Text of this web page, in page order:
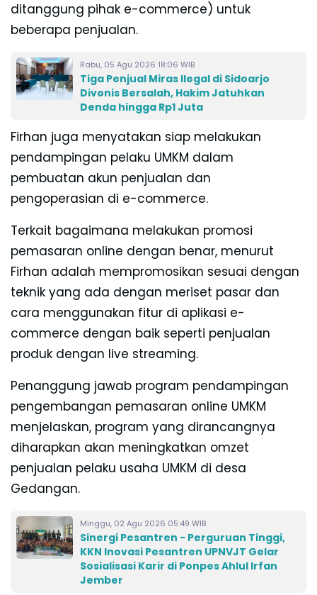
ditanggung pihak e-commerce) untuk
beberapa penjualan.
Rabu, 05 Agu 2026 18:06 WIB
Tiga Penjual Miras Ilegal di Sidoarjo
Divonis Bersalah, Hakim Jatuhkan
Denda hingga Rp1 Juta
Firhan juga menyatakan siap melakukan
pendampingan pelaku UMKM dalam
pembuatan akun penjualan dan
pengoperasian di e-commerce.
Terkait bagaimana melakukan promosi
pemasaran online dengan benar, menurut
Firhan adalah mempromosikan sesuai dengan
teknik yang ada dengan meriset pasar dan
cara menggunakan fitur di aplikasi e-
commerce dengan baik seperti penjualan
produk dengan live streaming.
Penanggung jawab program pendampingan
pengembangan pemasaran online UMKM
menjelaskan, program yang dirancangnya
diharapkan akan meningkatkan omzet
penjualan pelaku usaha UMKM di desa
Gedangan.
Minggu, 02 Agu 2026 05:49 WIB
Sinergi Pesantren - Perguruan Tinggi,
KKN Inovasi Pesantren UPNVJT Gelar
Sosialisasi Karir di Ponpes Ahlul Irfan
Jember